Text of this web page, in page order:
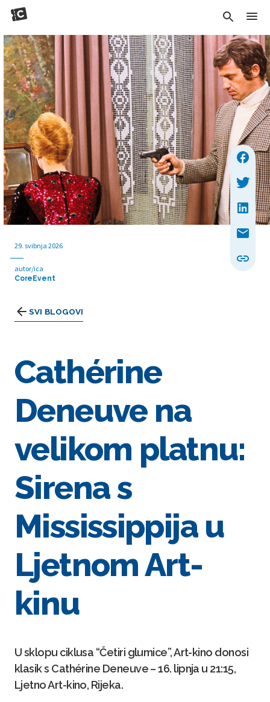
SVI BLOGOVI
29. svibnja 2026
autor/ica
CoreEvent
Cathérine
Deneuve na
velikom platnu:
Sirena s
Mississippija u
Ljetnom Art-
kinu
U sklopu ciklusa “Četiri glumice”, Art-kino donosi
klasik s Cathérine Deneuve – 16. lipnja u 21:15,
Ljetno Art-kino, Rijeka.